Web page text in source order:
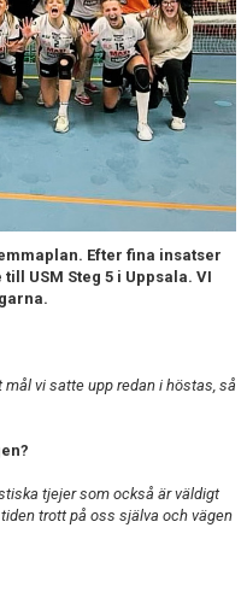
Efter fina insatser
USM Steg 5 i Uppsala. VI
vi satte upp redan i höstas, så
tjejer som också är väldigt
trott på oss själva och vägen